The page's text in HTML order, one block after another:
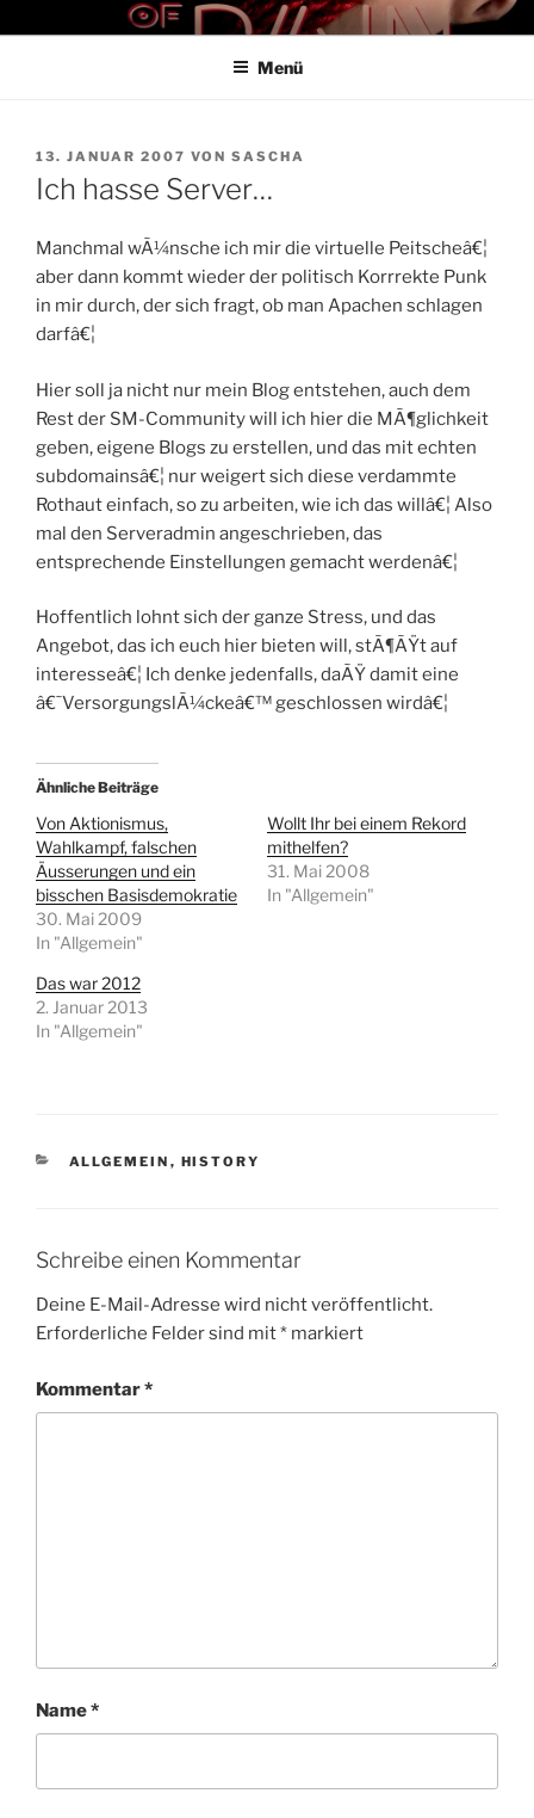
InhaltTHE ART OF PAIN
Der Blog für BDSM und Kinky Lifestyle
Menü
VERÖFFENTLICHT
AM
13. JANUAR 2007 VON SASCHA
Ich hasse Server…
Manchmal wÃ¼nsche ich mir die virtuelle Peitscheâ€¦
aber dann kommt wieder der politisch Korrrekte Punk
in mir durch, der sich fragt, ob man Apachen schlagen
darfâ€¦
Hier soll ja nicht nur mein Blog entstehen, auch dem
Rest der SM-Community will ich hier die MÃ¶glichkeit
geben, eigene Blogs zu erstellen, und das mit echten
subdomainsâ€¦ nur weigert sich diese verdammte
Rothaut einfach, so zu arbeiten, wie ich das willâ€¦ Also
mal den Serveradmin angeschrieben, das
entsprechende Einstellungen gemacht werdenâ€¦
Hoffentlich lohnt sich der ganze Stress, und das
Angebot, das ich euch hier bieten will, stÃ¶ÃŸt auf
interesseâ€¦ Ich denke jedenfalls, daÃŸ damit eine
â€˜VersorgungslÃ¼ckeâ€™ geschlossen wirdâ€¦
Ähnliche Beiträge
Von Aktionismus,
Wahlkampf, falschen
Äusserungen und ein
bisschen Basisdemokratie
30. Mai 2009
In "Allgemein"
Wollt Ihr bei einem Rekord
mithelfen?
31. Mai 2008
In "Allgemein"
Das war 2012
2. Januar 2013
In "Allgemein"
KATEGORIEN
ALLGEMEIN , HISTORY
Schreibe einen Kommentar
Deine E-Mail-Adresse wird nicht veröffentlicht.
Erforderliche Felder sind mit* markiert
Kommentar*
Name*